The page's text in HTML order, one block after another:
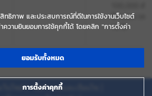
ปี ระยะเวลา
15 ปี
เว็บไซต์
ข้อกำหนดและเงื่อนไข
ทธิภาพ และประสบการณ์ที่ดีในการใช้งานเว็บไซต์
วามยินยอมการใช้คุกกี้ได้ โดยคลิก "การตั้งค่า
ยอมรับทั้งหมด
การตั้งค่าคุกกี้